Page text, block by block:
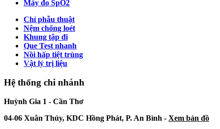
Máy đo SpO2
Chỉ phẫu thuật
Nệm chống loét
Khung tập đi
Que Test nhanh
Nồi hấp tiệt trùng
Vật lý trị liệu
Hệ thống chi nhánh
Huỳnh Gia 1 - Cần Thơ
04-06 Xuân Thủy, KDC Hồng Phát, P. An Bình - Xem bản đồ